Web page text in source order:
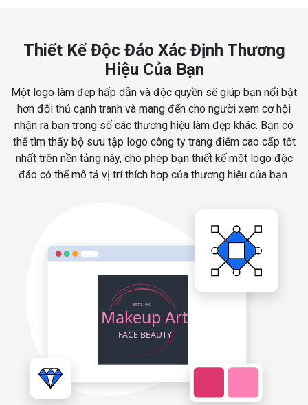
Thiết Kế Độc Đáo Xác Định Thương
Hiệu Của Bạn
Một logo làm đẹp hấp dẫn và độc quyền sẽ giúp bạn nổi bật
hơn đối thủ cạnh tranh và mang đến cho người xem cơ hội
nhận ra bạn trong số các thương hiệu làm đẹp khác. Bạn có
thể tìm thấy bộ sưu tập logo công ty trang điểm cao cấp tốt
nhất trên nền tảng này, cho phép bạn thiết kế một logo độc
đáo có thể mô tả vị trí thích hợp của thương hiệu của bạn.